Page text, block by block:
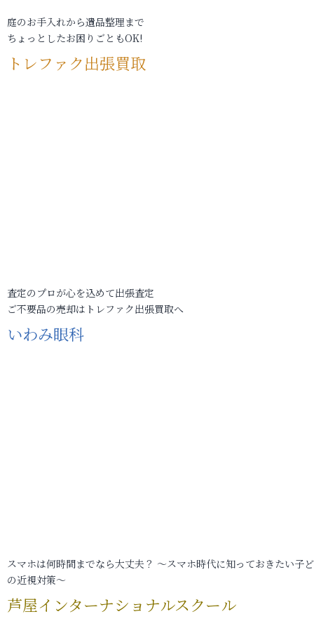
庭のお手入れから遺品整理まで
ちょっとしたお困りごともOK!
トレファク出張買取
査定のプロが心を込めて出張査定
ご不要品の売却はトレファク出張買取へ
いわみ眼科
スマホは何時間までなら大丈夫？ ～スマホ時代に知っておきたい子
の近視対策～
芦屋インターナショナルスクール